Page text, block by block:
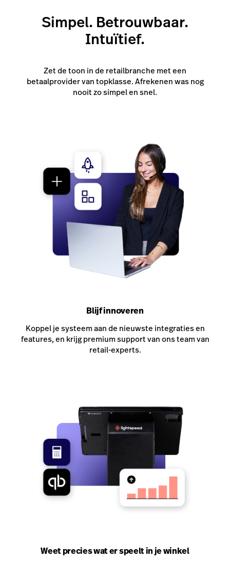
Probeer gratis
Simpel. Betrouwbaar.
Intuïtief.
Zet de toon in de retailbranche met een
betaalprovider van topklasse. Afrekenen was nog
nooit zo simpel en snel.
Blijf innoveren
Koppel je systeem aan de nieuwste integraties en
features, en krijg premium support van ons team van
retail-experts.
Weet precies wat er speelt in je winkel